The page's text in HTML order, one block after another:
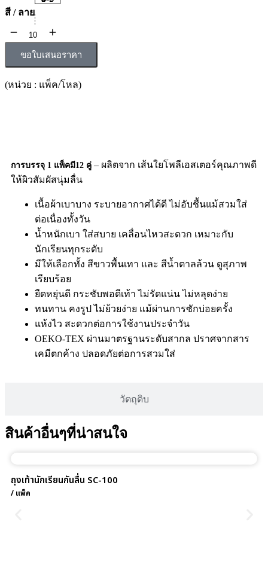
สี / ลาย
ขอใบเสนอราคา
(หน่วย : แพ็ค/โหล)
วัตถุดิบ
การบรรจุ 1 แพ็คมี12 คู่ – ผลิตจาก เส้นใยโพลีเอสเตอร์คุณภาพดี
ให้ผิวสัมผัสนุ่มลื่น
เนื้อผ้าเบาบาง ระบายอากาศได้ดี ไม่อับชื้นแม้สวมใส่
ต่อเนื่องทั้งวัน
น้ำหนักเบา ใส่สบาย เคลื่อนไหวสะดวก เหมาะกับ
นักเรียนทุกระดับ
มีให้เลือกทั้ง สีขาวพื้นเทา และ สีน้ำตาลล้วน ดูสุภาพ
เรียบร้อย
ยืดหยุ่นดี กระชับพอดีเท้า ไม่รัดแน่น ไม่หลุดง่าย
ทนทาน คงรูป ไม่ย้วยง่าย แม้ผ่านการซักบ่อยครั้ง
แห้งไว สะดวกต่อการใช้งานประจำวัน
OEKO-TEX ผ่านมาตรฐานระดับสากล ปราศจากสาร
เคมีตกค้าง ปลอดภัยต่อการสวมใส่
สินค้าอื่นๆที่น่าสนใจ
ถุงเท้านักเรียนกันลื่น SC-100
/ แพ็ค